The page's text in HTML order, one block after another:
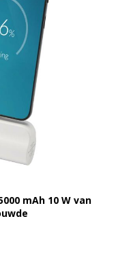
mAh 10 W van